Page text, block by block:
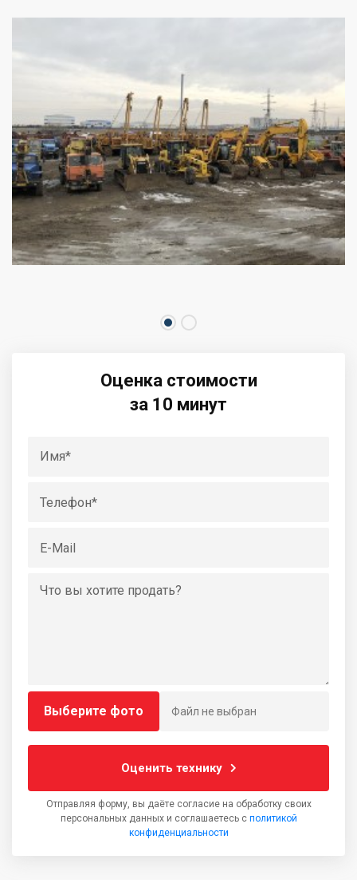
Оценка стоимости
за 10 минут
Выберите фото Файл не выбран
Оценить технику
Отправляя форму, вы даёте согласие на обработку своих
персональных данных и соглашаетесь с политикой
конфиденциальности